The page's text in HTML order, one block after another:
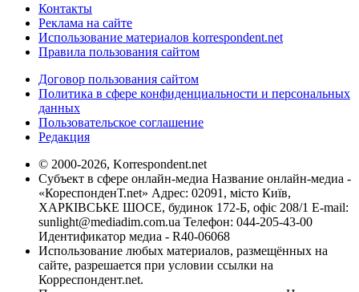
Контакты
Реклама на сайте
Использование материалов korrespondent.net
Правила пользования сайтом
Договор пользования сайтом
Политика в сфере конфиденциальности и персональных
данных
Пользовательское соглашение
Редакция
© 2000-2026, Korrespondent.net
Субъект в сфере онлайн-медиа Название онлайн-медиа -
«КореспонденТ.net» Адрес: 02091, місто Київ,
ХАРКІВСЬКЕ ШОСЕ, будинок 172-Б, офіс 208/1 E-mail:
sunlight@mediadim.com.ua Телефон: 044-205-43-00
Идентификатор медиа - R40-06068
Использование любых материалов, размещённых на
сайте, разрешается при условии ссылки на
Корреспондент.net.